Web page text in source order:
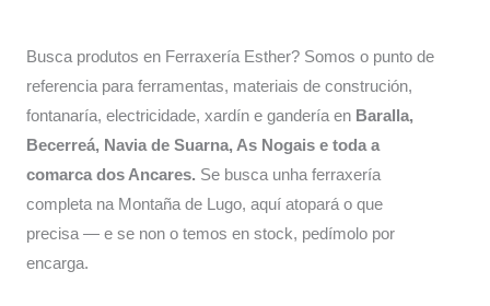
Busca produtos en Ferraxería Esther? Somos o punto de
referencia para ferramentas, materiais de construción,
fontanaría, electricidade, xardín e gandería en Baralla,
Becerreá, Navia de Suarna, As Nogais e toda a
comarca dos Ancares. Se busca unha ferraxería
completa na Montaña de Lugo, aquí atopará o que
precisa — e se non o temos en stock, pedímolo por
encarga.